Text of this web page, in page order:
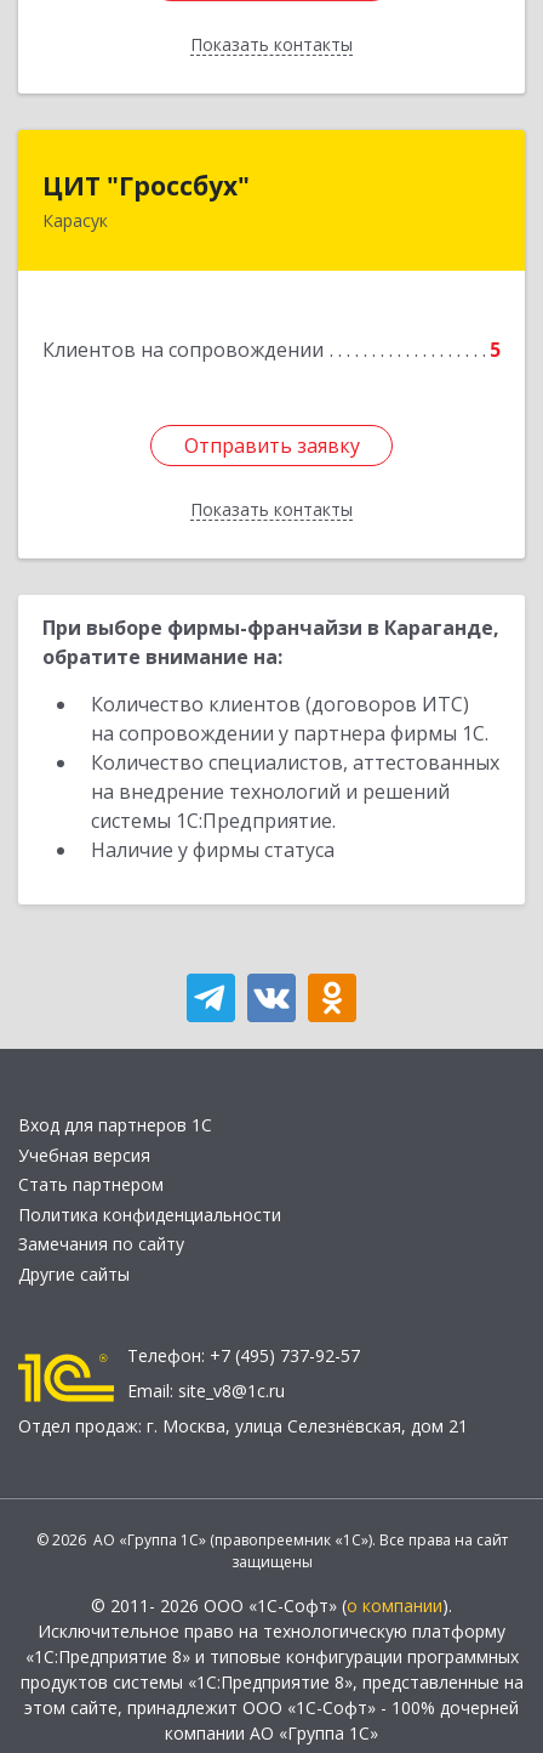
Показать контакты
Назад
ЦИТ "Гроссбух"
Карасук
Клиентов на сопровождении 5
Отправить заявку
Показать контакты
632861, Новосибирская обл, Карасукский р-н,
Отправить заявку
Назад
При выборе фирмы-франчайзи в Караганде,
обратите внимание на:
Количество клиентов (договоров ИТС)
на сопровождении у партнера фирмы 1С.
Количество специалистов, аттестованных
на внедрение технологий и решений
системы 1С:Предприятие.
Наличие у фирмы статуса
Вход для партнеров 1С
Учебная версия
Стать партнером
Политика конфиденциальности
Замечания по сайту
Другие сайты
Телефон: +7 (495) 737-92-57
Email: site_v8@1c.ru
Отдел продаж: г. Москва, улица Селезнёвская, дом 21
© 2026 АО «Группа 1С» (правопреемник «1С»). Все права на сайт
защищены
© 2011- 2026 ООО «1С-Софт» (о компании).
Исключительное право на технологическую платформу
«1С:Предприятие 8» и типовые конфигурации программных
продуктов системы «1С:Предприятие 8», представленные на
этом сайте, принадлежит ООО «1С-Софт» - 100% дочерней
компании АО «Группа 1С»